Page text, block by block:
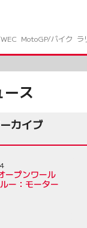
MotoGP/バイク ラ
ス
カイブ
ープンワール
ー：モーター